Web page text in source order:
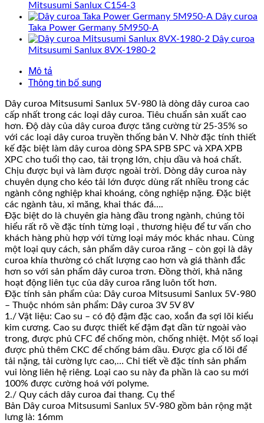
Mitsusumi Sanlux C154-3
Dây curoa
Taka Power Germany 5M950-A
Dây curoa
Mitsusumi Sanlux 8VX-1980-2
Mô tả
Thông tin bổ sung
Dây curoa Mitsusumi Sanlux 5V-980 là dòng dây curoa cao
cấp nhất trong các loại dây curoa. Tiêu chuẩn sản xuất cao
hơn. Độ dày của dây curoa được tăng cường từ 25-35% so
với các loại dây curoa truyền thống bản V. Nhờ đặc tính thiết
kế đặc biệt làm dây curoa dòng SPA SPB SPC và XPA XPB
XPC cho tuổi thọ cao, tải trọng lớn, chịu dầu và hoá chất.
Chịu được bụi và làm được ngoài trời. Dòng dây curoa này
chuyên dụng cho kéo tải lớn được dùng rất nhiều trong các
ngành công nghiệp khai khoáng, công nghiệp nặng. Đặc biệt
các ngành tàu, xi măng, khai thác đá….
Đặc biệt do là chuyên gia hàng đầu trong ngành, chúng tôi
hiểu rất rõ về đặc tính từng loại , thương hiệu để tư vấn cho
khách hàng phù hợp với từng loại máy móc khác nhau. Cùng
một loại quy cách, sản phẩm dây curoa răng – còn gọi là dây
curoa khía thường có chất lượng cao hơn và giá thành đắc
hơn so với sản phẩm dây curoa trơn. Đồng thời, khả năng
hoạt động liên tục của dây curoa răng luôn tốt hơn.
Đặc tính sản phẩm của: Dây curoa Mitsusumi Sanlux 5V-980
– Thuộc nhóm sản phẩm: Dây curoa 3V 5V 8V
1./ Vật liệu: Cao su – có độ đậm đặc cao, xoắn đa sợi lõi kiểu
kim cương. Cao su được thiết kế đậm đạt dần từ ngoài vào
trong, được phủ CFC để chống mòn, chống nhiệt. Một số loại
được phủ thêm CKC để chống bám dầu. Được gia cố lõi để
tải nặng, tải cường lực cao,… Chi tiết về đặc tính sản phẩm
vui lòng liên hệ riêng. Loại cao su này đa phần là cao su mới
100% được cường hoá với polyme.
2./ Quy cách dây curoa đai thang. Cụ thể
Bản Dây curoa Mitsusumi Sanlux 5V-980 gồm bản rộng mặt
lưng là: 16mm